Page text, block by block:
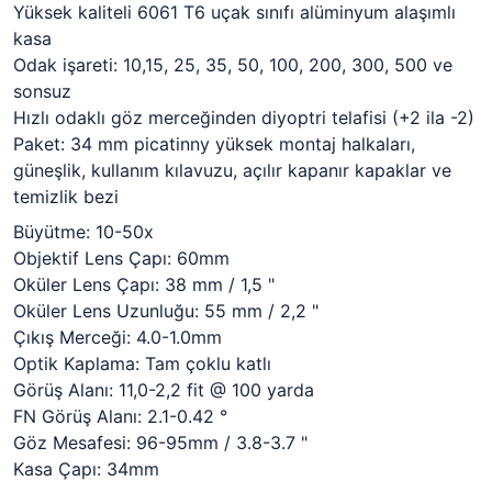
Yüksek kaliteli 6061 T6 uçak sınıfı alüminyum alaşımlı
kasa
Odak işareti: 10,15, 25, 35, 50, 100, 200, 300, 500 ve
sonsuz
Hızlı odaklı göz merceğinden diyoptri telafisi (+2 ila -2)
Paket: 34 mm picatinny yüksek montaj halkaları,
güneşlik, kullanım kılavuzu, açılır kapanır kapaklar ve
temizlik bezi
Büyütme: 10-50x
Objektif Lens Çapı: 60mm
Oküler Lens Çapı: 38 mm / 1,5 "
Oküler Lens Uzunluğu: 55 mm / 2,2 "
Çıkış Merceği: 4.0-1.0mm
Optik Kaplama: Tam çoklu katlı
Görüş Alanı: 11,0-2,2 fit @ 100 yarda
FN Görüş Alanı: 2.1-0.42 °
Göz Mesafesi: 96-95mm / 3.8-3.7 "
Kasa Çapı: 34mm